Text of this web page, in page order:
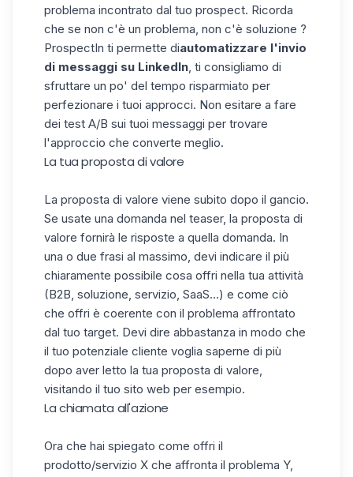
problema incontrato dal tuo prospect. Ricorda
che se non c'è un problema, non c'è soluzione ?
ProspectIn ti permette diautomatizzare l'invio
di messaggi su LinkedIn , ti consigliamo di
sfruttare un po' del tempo risparmiato per
perfezionare i tuoi approcci. Non esitare a fare
dei test A/B sui tuoi messaggi per trovare
l'approccio che converte meglio.
La tua proposta di valore
La proposta di valore viene subito dopo il gancio.
Se usate una domanda nel teaser, la proposta di
valore fornirà le risposte a quella domanda. In
una o due frasi al massimo, devi indicare il più
chiaramente possibile cosa offri nella tua attività
(B2B, soluzione, servizio, SaaS...) e come ciò
che offri è coerente con il problema affrontato
dal tuo target. Devi dire abbastanza in modo che
il tuo potenziale cliente voglia saperne di più
dopo aver letto la tua proposta di valore,
visitando il tuo sito web per esempio.
La chiamata all'azione
Ora che hai spiegato come offri il
prodotto/servizio X che affronta il problema Y,